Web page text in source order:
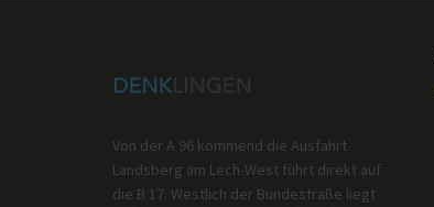
Von der A 96 kommend die Ausfahrt
Landsberg am Lech-West führt direkt auf
die B 17. Westlich der Bundestraße liegt